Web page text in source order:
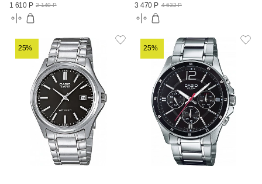
1 610 Р 2 140 Р
3 470 Р 4 632 Р
25% 25%